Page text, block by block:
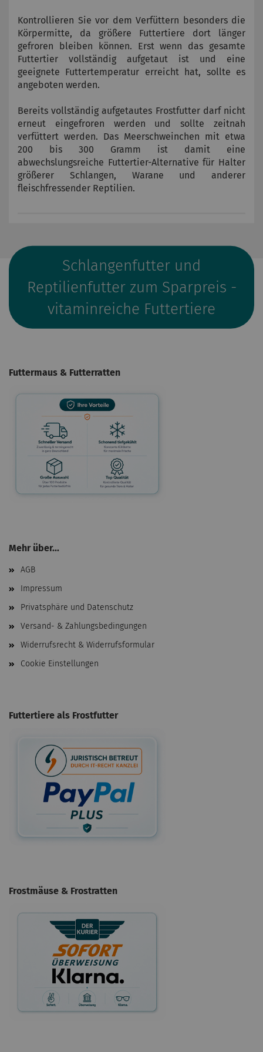
Kontrollieren Sie vor dem Verfüttern besonders die
Körpermitte, da größere Futtertiere dort länger
gefroren bleiben können. Erst wenn das gesamte
Futtertier vollständig aufgetaut ist und eine
geeignete Futtertemperatur erreicht hat, sollte es
angeboten werden.
Bereits vollständig aufgetautes Frostfutter darf nicht
erneut eingefroren werden und sollte zeitnah
verfüttert werden. Das Meerschweinchen mit etwa
200 bis 300 Gramm ist damit eine
abwechslungsreiche Futtertier-Alternative für Halter
größerer Schlangen, Warane und anderer
fleischfressender Reptilien.
Schlangenfutter und
Reptilienfutter zum Sparpreis -
vitaminreiche Futtertiere
Futtermaus & Futterratten
Mehr über...
AGB
Impressum
Privatsphäre und Datenschutz
Versand- & Zahlungsbedingungen
Widerrufsrecht & Widerrufsformular
Cookie Einstellungen
Futtertiere als Frostfutter
Frostmäuse & Frostratten